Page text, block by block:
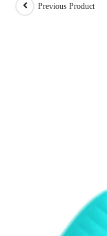
Previous Product